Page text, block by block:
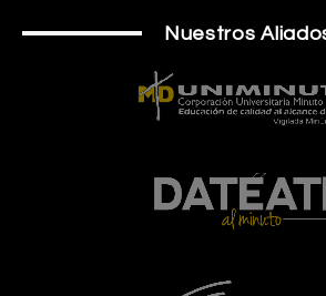
Nuestros